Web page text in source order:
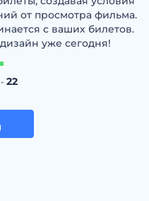
от просмотра фильма.
с ваших билетов.
уже сегодня!
22